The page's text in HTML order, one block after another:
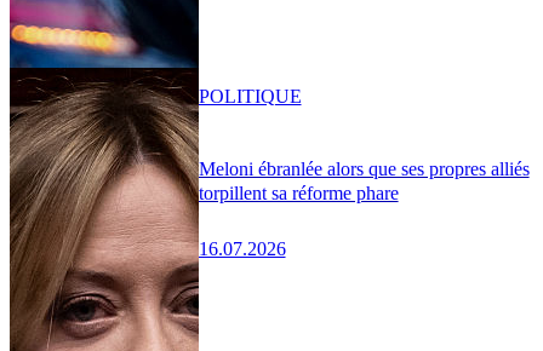
Meloni ébranlée alors que ses propres alliés
torpillent sa réforme phare
16.07.2026
POLITIQUE